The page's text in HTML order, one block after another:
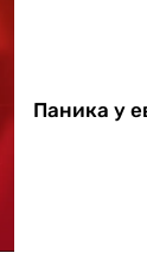
Паника у